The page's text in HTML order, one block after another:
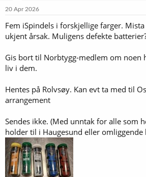
t
e
r
o
20 Apr 2026
Fem iSpindels i forskjellige farger.
ukjent årsak. Muligens defekte
Gis bort til Norbtygg-medlem om noen
liv i dem.
Hentes på Rolvsøy. Kan evt ta med til
arrangement
Sendes ikke. (Med unntak for alle som
holder til i Haugesund eller omliggende